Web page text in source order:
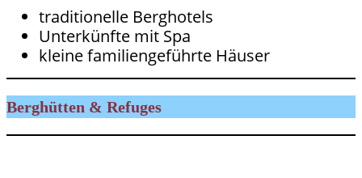
traditionelle Berghotels
Unterkünfte mit Spa
kleine familiengeführte Häuser
Berghütten & Refuges